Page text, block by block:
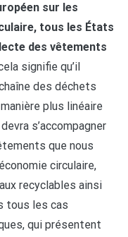
sur les
tous les États
des vêtements
signifie qu’il
des déchets
plus linéaire
s’accompagner
que nous
circulaire,
recyclables ainsi
tous les cas
qui présentent